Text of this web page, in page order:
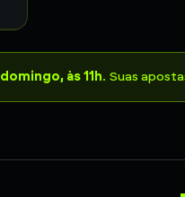
domingo, às 11h. Suas